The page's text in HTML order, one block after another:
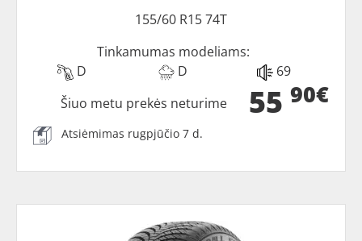
155/60 R15 74T
Tinkamumas modeliams:
D
D 69
55 90€
Šiuo metu prekės neturime
Atsiėmimas rugpjūčio 7 d.